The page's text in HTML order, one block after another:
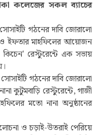
কলেজের সকল ব্যাচের
সোসাইটি গঠনের দাবি জোরালো
ইফতার মাহফিলের আয়োজন
রেস্টুরেন্টে এক সভায়
সোসাইটি গঠনের দাবি জোরালো
কুটুমবাড়ি রেস্টুরেন্টে, গাজী
মতো নানা অনুষ্ঠানের
ও চড়াই-উতরাই পেরিয়ে